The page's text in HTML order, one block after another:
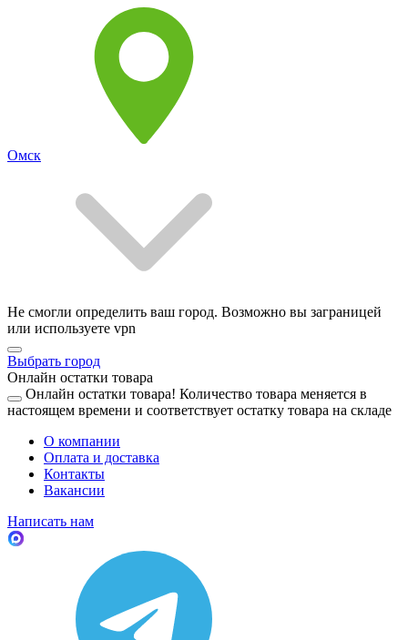
Омск
Не смогли определить ваш город. Возможно вы заграницей
или используете vpn
Выбрать город
Онлайн остатки товара
Онлайн остатки товара! Количество товара меняется в
настоящем времени и соответствует остатку товара на складе
О компании
Оплата и доставка
Контакты
Вакансии
Написать нам